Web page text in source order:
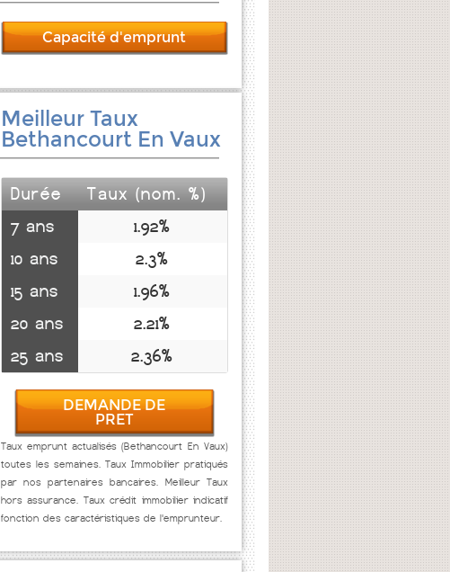
Capacité d'emprunt
Meilleur Taux
Bethancourt En Vaux
Durée
Taux (nom. %)
7 ans
1.92%
10 ans
2.3%
15 ans
1.96%
20 ans
2.21%
25 ans
2.36%
DEMANDE DE
PRET
Taux emprunt actualisés (Bethancourt En Vaux)
toutes les semaines. Taux Immobilier pratiqués
par nos partenaires bancaires. Meilleur Taux
hors assurance. Taux crédit immobilier indicatif
fonction des caractéristiques de l'emprunteur.